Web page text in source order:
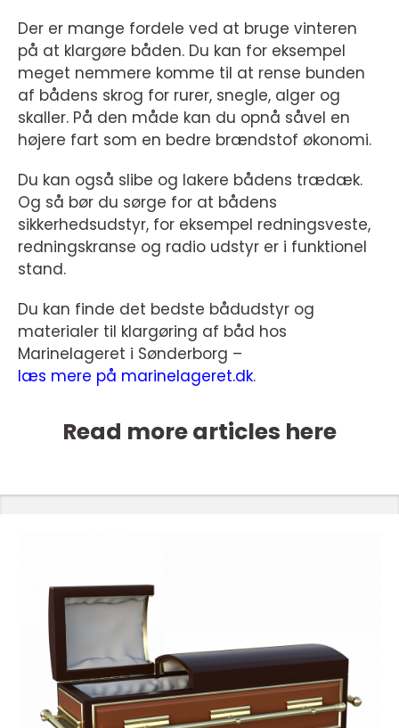
Der er mange fordele ved at bruge vinteren
på at klargøre båden. Du kan for eksempel
meget nemmere komme til at rense bunden
af bådens skrog for rurer, snegle, alger og
skaller. På den måde kan du opnå såvel en
højere fart som en bedre brændstof økonomi.
Du kan også slibe og lakere bådens trædæk.
Og så bør du sørge for at bådens
sikkerhedsudstyr, for eksempel redningsveste,
redningskranse og radio udstyr er i funktionel
stand.
Du kan finde det bedste bådudstyr og
materialer til klargøring af båd hos
Marinelageret i Sønderborg –
læs mere på marinelageret.dk.
Read more articles here